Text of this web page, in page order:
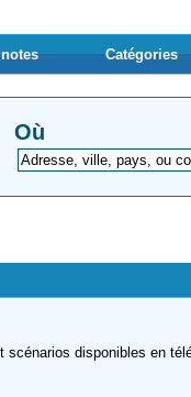
Catégories
Où
disponibles en